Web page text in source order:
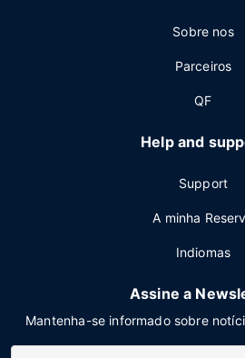
Sobre nos
Parceiros
QF
Help and
Support
A minha
Indiomas
Assine a
Mantenha-se informado sobre